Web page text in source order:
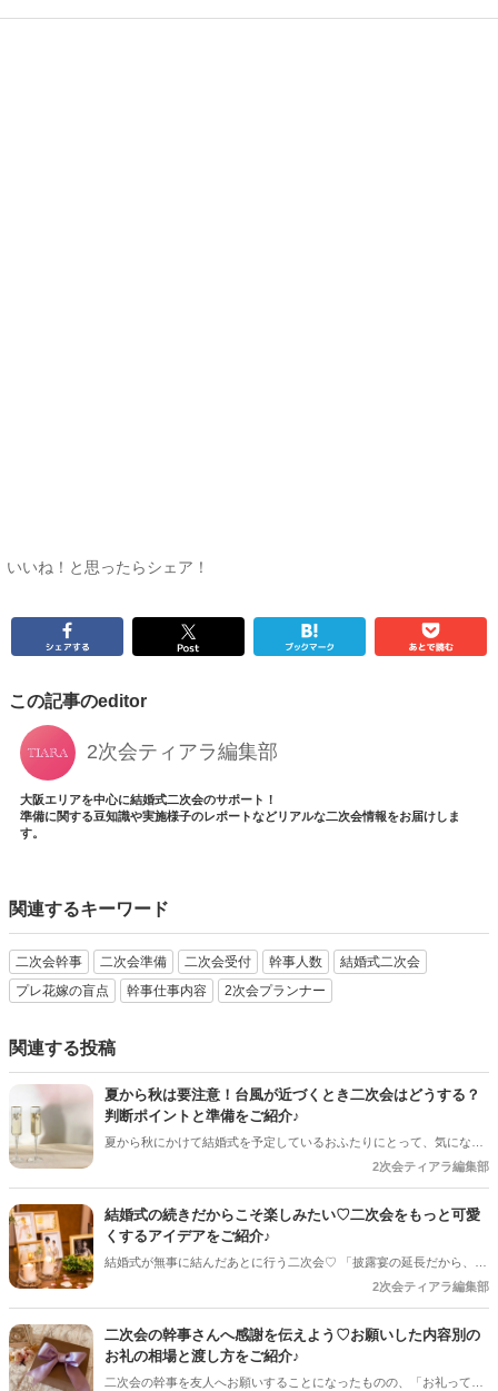
いいね！と思ったらシェア！
この記事のeditor
2次会ティアラ編集部
大阪エリアを中心に結婚式二次会のサポート！
準備に関する豆知識や実施様子のレポートなどリアルな二次会情報をお届けしま
す。
関連するキーワード
二次会幹事 二次会準備 二次会受付 幹事人数
結婚式二次会
プレ花嫁の盲点
幹事仕事内容 2次会プランナー
関連する投稿
夏から秋は要注意！台風が近づくとき二次会はどうする？
判断ポイントと準備をご紹介♪
夏から秋にかけて結婚式を予定しているおふたりにとって、気になる
のが台風の影響。 結婚式は予定通り開催できそうだけど、「二次会は
むケースも少なくありません＊ 今回は、台風が近づいているときに二
次会を開催するか判断するポイントや、事前に準備しておきたいこと
をご紹介します＊
2次会ティアラ編集部
結婚式の続きだからこそ楽しみたい♡二次会をもっと可愛
くするアイデアをご紹介♪
結婚式が無事に結んだあとに行う二次会♡ 「披露宴の延長だから、あ
まり準備しなくても大丈夫」と思っていませんか？ 実は、少しアイデ
になります♪ 結婚式とは違った雰囲気でゲストとゆっくり楽しめるの
も二次会ならではの魅力＊ 今回は、二次会をもっと可愛く、おふたり
らしく楽しむためのアイデアをご紹介します♡
2次会ティアラ編集部
二次会の幹事さんへ感謝を伝えよう♡お願いした内容別の
お礼の相場と渡し方をご紹介♪
二次会の幹事を友人へお願いすることになったものの、「お礼って必